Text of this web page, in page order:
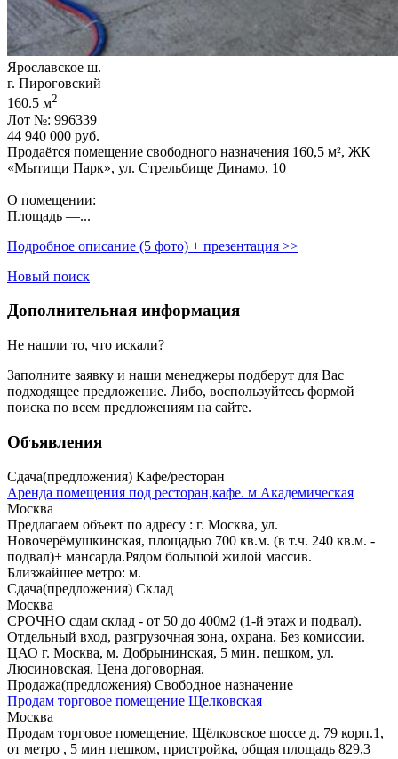
Ярославское ш.
г. Пироговский
160.5 м2
Лот №: 996339
44 940 000 руб.
Продаётся помещение свободного назначения 160,­5 м²,­ ЖК
«Мытищи Парк»,­ ул. Стрельбище Динамо,­ 10
О помещении:
Площадь —...
Подробное описание (5 фото) + презентация >>
Новый поиск
Дополнительная информация
Не нашли то, что искали?
Заполните заявку и наши менеджеры подберут для Вас
подходящее предложение. Либо, воспользуйтесь формой
поиска по всем предложениям на сайте.
Объявления
Сдача(предложения) Кафе/ресторан
Аренда помещения под ресторан,кафе. м Академическая
Москва
Предлагаем объект по адресу : г. Москва, ул.
Новочерёмушкинская, площадью 700 кв.м. (в т.ч. 240 кв.м. -
подвал)+ мансарда.Рядом большой жилой массив.
Близжайшее метро: м.
Сдача(предложения) Склад
Москва
СРОЧНО сдам склад - от 50 до 400м2 (1-й этаж и подвал).
Отдельный вход, разгрузочная зона, охрана. Без комиссии.
ЦАО г. Москва, м. Добрынинская, 5 мин. пешком, ул.
Люсиновская. Цена договорная.
Продажа(предложения) Свободное назначение
Продам торговое помещение Щелковская
Москва
Продам торговое помещение, Щёлковское шоссе д. 79 корп.1,
от метро , 5 мин пешком, пристройка, общая площадь 829,3